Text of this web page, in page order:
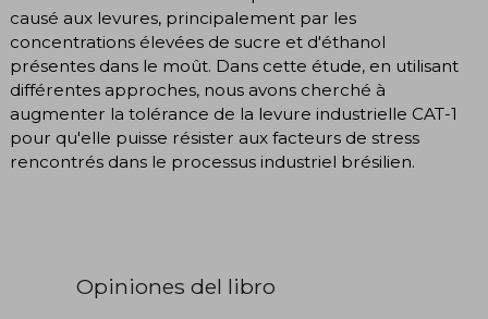
causé aux levures, principalement par les
concentrations élevées de sucre et d'éthanol
présentes dans le moût. Dans cette étude, en utilisant
différentes approches, nous avons cherché à
augmenter la tolérance de la levure industrielle CAT-1
pour qu'elle puisse résister aux facteurs de stress
rencontrés dans le processus industriel brésilien.
Opiniones del libro